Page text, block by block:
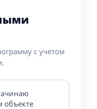
с учётом
объекте